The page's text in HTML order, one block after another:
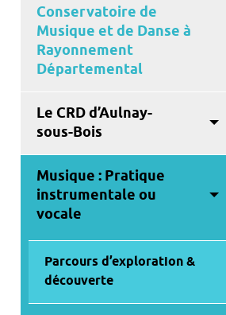
Conservatoire de
Musique et de Danse à
Rayonnement
Départemental
Le CRD d’Aulnay-
sous-Bois
Musique : Pratique
instrumentale ou
vocale
Parcours d’exploration &
découverte